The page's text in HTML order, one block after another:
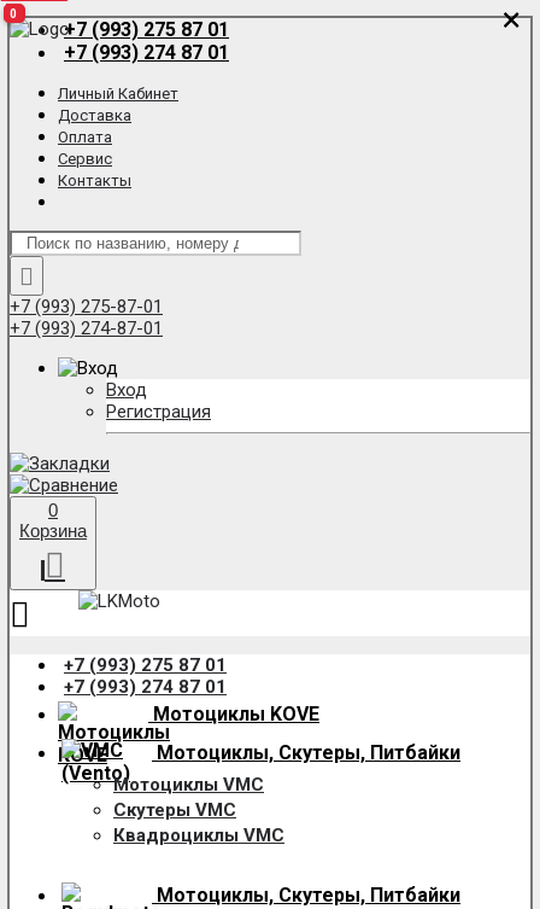
+7 (993) 275 87 01
+7 (993) 274 87 01
Личный Кабинет
Доставка
Оплата
Сервис
Контакты
0
+7 (993) 275-87-01
+7 (993) 274-87-01
Вход
Регистрация
0
0
Корзина
+7 (993) 275 87 01
+7 (993) 274 87 01
Мотоциклы KOVE
Мотоциклы, Скутеры, Питбайки
Мотоциклы VMC
Скутеры VMC
Квадроциклы VMC
Мотоциклы, Скутеры, Питбайки
0 ×
×